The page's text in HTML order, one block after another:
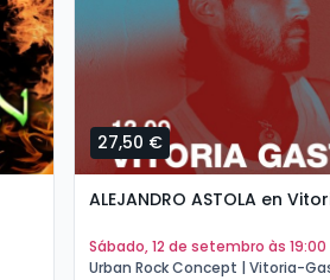
27,50 €
ALEJANDRO ASTOLA en
sábado, 12 de setembro às 19:00
Urban Rock Concept | Vitoria-